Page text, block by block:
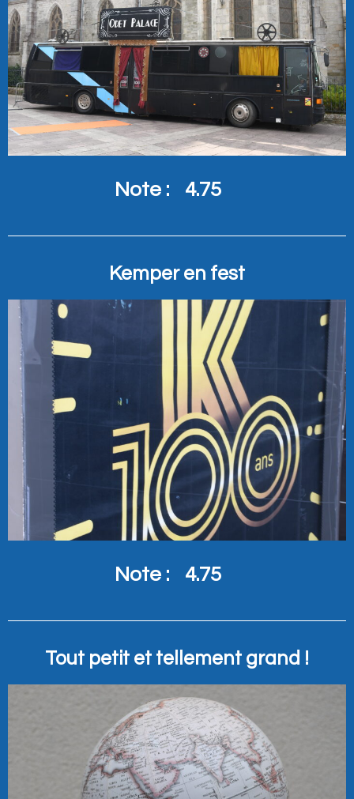
Note : 4.75
Kemper en fest
Note : 4.75
Tout petit et tellement grand !